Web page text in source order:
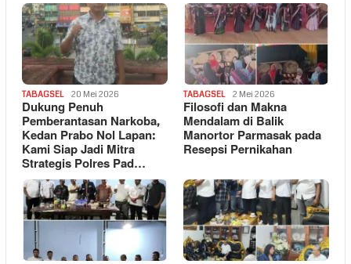
TABAGSEL 20 Mei 2026
Dukung Penuh
Pemberantasan Narkoba,
Kedan Prabo Nol Lapan:
Kami Siap Jadi Mitra
Strategis Polres Pad…
TABAGSEL 2 Mei 2026
Filosofi dan Makna
Mendalam di Balik
Manortor Parmasak pada
Resepsi Pernikahan